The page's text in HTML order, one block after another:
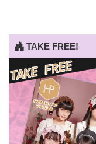
TAKE FREE!